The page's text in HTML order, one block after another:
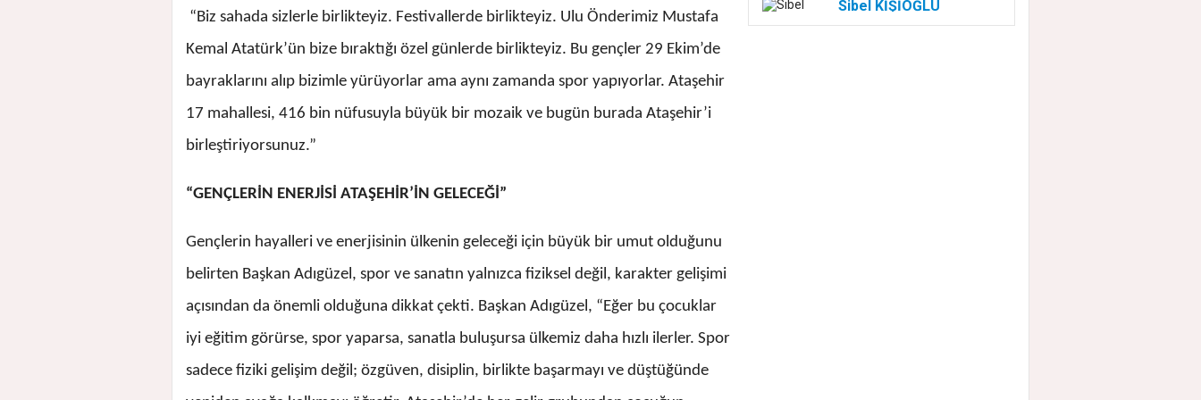
“Biz sahada sizlerle birlikteyiz. Festivallerde birlikteyiz. Ulu Önderimiz Mustafa
Kemal Atatürk’ün bize bıraktığı özel günlerde birlikteyiz. Bu gençler 29 Ekim’de
bayraklarını alıp bizimle yürüyorlar ama aynı zamanda spor yapıyorlar. Ataşehir
17 mahallesi, 416 bin nüfusuyla büyük bir mozaik ve bugün burada Ataşehir’i
birleştiriyorsunuz.”
“GENÇLERİN ENERJİSİ ATAŞEHİR’İN GELECEĞİ”
Gençlerin hayalleri ve enerjisinin ülkenin geleceği için büyük bir umut olduğunu
belirten Başkan Adıgüzel, spor ve sanatın yalnızca fiziksel değil, karakter gelişimi
açısından da önemli olduğuna dikkat çekti. Başkan Adıgüzel, “Eğer bu çocuklar
iyi eğitim görürse, spor yaparsa, sanatla buluşursa ülkemiz daha hızlı ilerler. Spor
sadece fiziki gelişim değil; özgüven, disiplin, birlikte başarmayı ve düştüğünde
Sibel KİŞİOĞLU
EUROVISION'DA